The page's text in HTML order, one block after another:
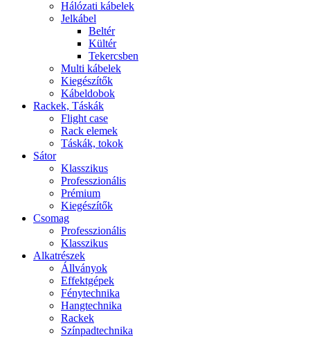
Hálózati kábelek
Jelkábel
Beltér
Kültér
Tekercsben
Multi kábelek
Kiegészítők
Kábeldobok
Rackek, Táskák
Flight case
Rack elemek
Táskák, tokok
Sátor
Klasszikus
Professzionális
Prémium
Kiegészítők
Csomag
Professzionális
Klasszikus
Alkatrészek
Állványok
Effektgépek
Fénytechnika
Hangtechnika
Rackek
Színpadtechnika